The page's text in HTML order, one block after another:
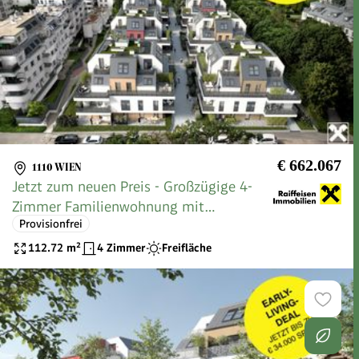
1110 WIEN € 662.067
Jetzt zum neuen Preis - Großzügige 4-
Zimmer Familienwohnung mit
Traumgarten und Sonnenterrasse - Ihr
neues Zuhause im Grünen
Provisionfrei
112.72 m² 4 Zimmer Freifläche